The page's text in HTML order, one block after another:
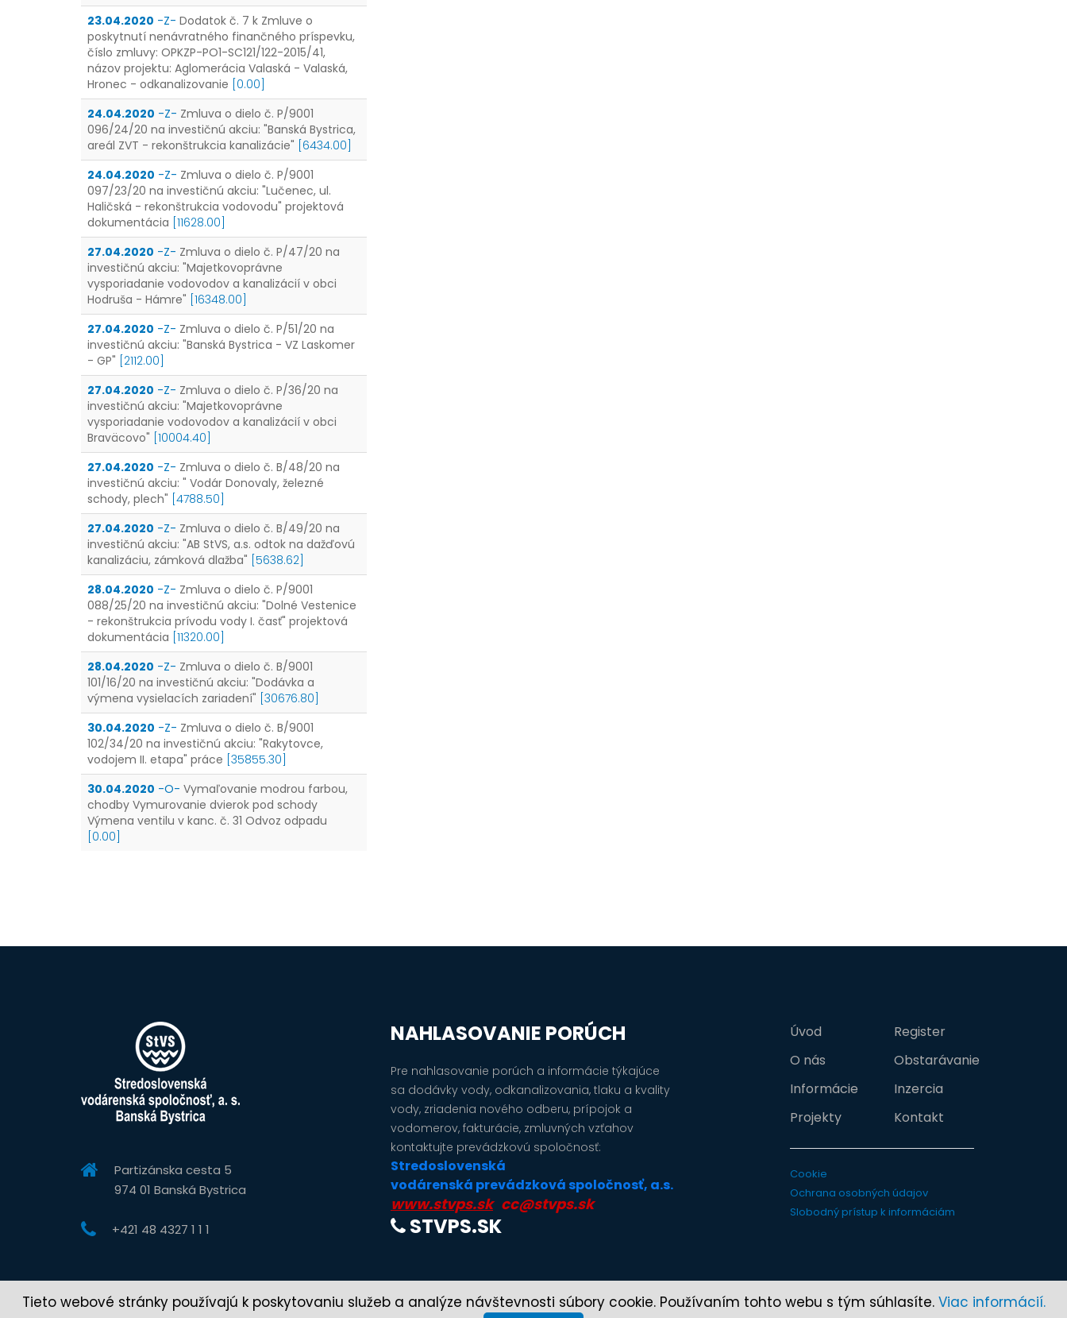
23.04.2020 -Z- Dodatok č. 7 k Zmluve o
poskytnutí nenávratného finančného príspevku,
číslo zmluvy: OPKZP-PO1-SC121/122-2015/41,
názov projektu: Aglomerácia Valaská - Valaská,
Hronec - odkanalizovanie [0.00]
24.04.2020 -Z- Zmluva o dielo č. P/9001
096/24/20 na investičnú akciu: "Banská Bystrica,
areál ZVT - rekonštrukcia kanalizácie" [6434.00]
24.04.2020 -Z- Zmluva o dielo č. P/9001
097/23/20 na investičnú akciu: "Lučenec, ul.
Haličská - rekonštrukcia vodovodu" projektová
dokumentácia [11628.00]
27.04.2020 -Z- Zmluva o dielo č. P/47/20 na
investičnú akciu: "Majetkovoprávne
vysporiadanie vodovodov a kanalizácií v obci
Hodruša - Hámre" [16348.00]
27.04.2020 -Z- Zmluva o dielo č. P/51/20 na
investičnú akciu: "Banská Bystrica - VZ Laskomer
- GP" [2112.00]
27.04.2020 -Z- Zmluva o dielo č. P/36/20 na
investičnú akciu: "Majetkovoprávne
vysporiadanie vodovodov a kanalizácií v obci
Braväcovo" [10004.40]
27.04.2020 -Z- Zmluva o dielo č. B/48/20 na
investičnú akciu: " Vodár Donovaly, železné
schody, plech" [4788.50]
27.04.2020 -Z- Zmluva o dielo č. B/49/20 na
investičnú akciu: "AB StVS, a.s. odtok na dažďovú
kanalizáciu, zámková dlažba" [5638.62]
28.04.2020 -Z- Zmluva o dielo č. P/9001
088/25/20 na investičnú akciu: "Dolné Vestenice
- rekonštrukcia prívodu vody I. časť" projektová
dokumentácia [11320.00]
28.04.2020 -Z- Zmluva o dielo č. B/9001
101/16/20 na investičnú akciu: "Dodávka a
výmena vysielacích zariadení" [30676.80]
30.04.2020 -Z- Zmluva o dielo č. B/9001
102/34/20 na investičnú akciu: "Rakytovce,
vodojem II. etapa" práce [35855.30]
30.04.2020 -O- Vymaľovanie modrou farbou,
chodby Vymurovanie dvierok pod schody
Výmena ventilu v kanc. č. 31 Odvoz odpadu
[0.00]
Partizánska cesta 5
974 01 Banská Bystrica
+421 48 4327 1 1 1
NAHLASOVANIE PORÚCH
Pre nahlasovanie porúch a informácie týkajúce
sa dodávky vody, odkanalizovania, tlaku a kvality
vody, zriadenia nového odberu, prípojok a
vodomerov, fakturácie, zmluvných vzťahov
kontaktujte prevádzkovú spoločnosť:
Stredoslovenská
vodárenská prevádzková spoločnosť, a.s.
www.stvps.sk cc@stvps.sk
STVPS.SK
Úvod
O nás
Informácie
Projekty
Register
Obstarávanie
Inzercia
Kontakt
Cookie
Ochrana osobných údajov
Slobodný prístup k informáciám
Tieto webové stránky používajú k poskytovaniu služeb a analýze návštevnosti súbory cookie. Používaním tohto webu s tým súhlasíte. Viac informácií.